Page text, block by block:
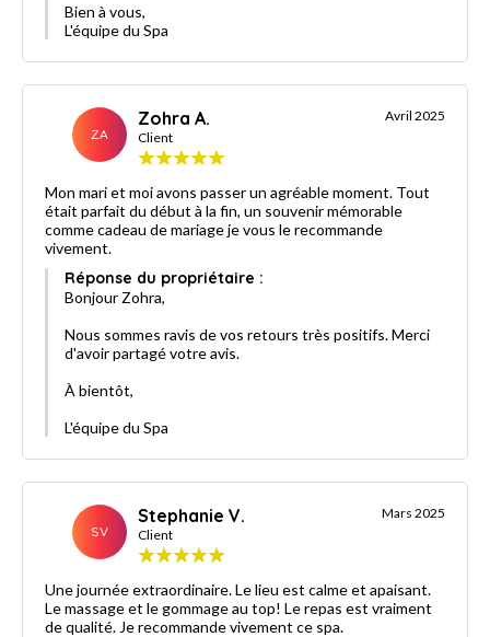
Bien à vous,
L'équipe du Spa
ZA
Zohra A.
Client
Avril 2025
Mon mari et moi avons passer un agréable moment. Tout
était parfait du début à la fin, un souvenir mémorable
comme cadeau de mariage je vous le recommande
vivement.
Réponse du propriétaire :
Bonjour Zohra,
Nous sommes ravis de vos retours très positifs. Merci
d'avoir partagé votre avis.
À bientôt,
L'équipe du Spa
SV
Stephanie V.
Client
Mars 2025
Une journée extraordinaire. Le lieu est calme et apaisant.
Le massage et le gommage au top! Le repas est vraiment
de qualité. Je recommande vivement ce spa.